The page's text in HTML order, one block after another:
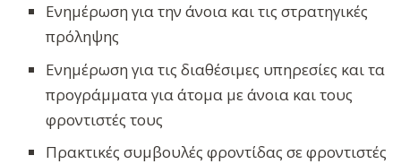
Ενημέρωση για την άνοια και τις στρατηγικές
πρόληψης
Ενημέρωση για τις διαθέσιμες υπηρεσίες και τα
προγράμματα για άτομα με άνοια και τους
φροντιστές τους
Πρακτικές συμβουλές φροντίδας σε φροντιστές